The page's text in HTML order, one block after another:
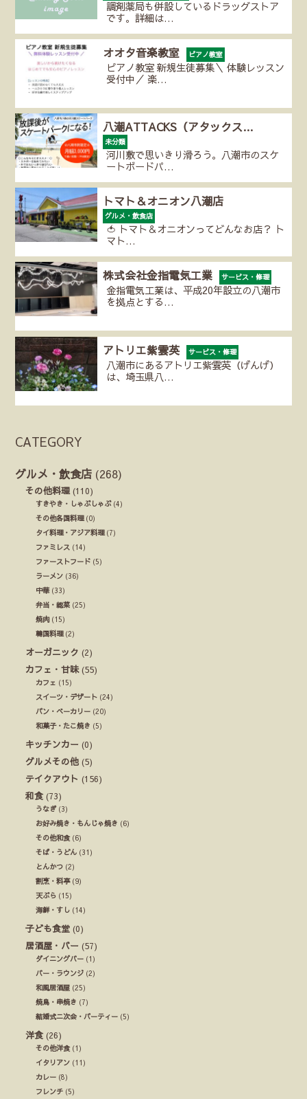
調剤薬局も併設しているドラッグストア
です。詳細は…
オオタ音楽教室 ピアノ教室
ピアノ教室 新規生徒募集＼ 体験レッスン
受付中／ 楽…
八潮ATTACKS（アタックス…
未分類
河川敷で思いきり滑ろう。八潮市のスケ
ートボードパ…
トマト＆オニオン八潮店
グルメ・飲食店
🍅 トマト＆オニオンってどんなお店？ ト
マト…
株式会社金指電気工業 サービス・修理
金指電気工業は、平成20年設立の八潮市
を拠点とする…
アトリエ紫雲英 サービス・修理
八潮市にあるアトリエ紫雲英（げんげ）
は、埼玉県八…
CATEGORY
グルメ・飲食店 (268)
その他料理 (110)
すきやき・しゃぶしゃぶ(4)
その他各国料理(0)
タイ料理・アジア料理(7)
ファミレス (14)
ファーストフード (5)
ラーメン (36)
中華(33)
弁当・総菜 (25)
焼肉 (15)
韓国料理(2)
オーガニック (2)
カフェ・甘味(55)
カフェ (15)
スイーツ・デザート (24)
パン・ベーカリー (20)
和菓子・たこ焼き (5)
キッチンカー (0)
グルメその他 (5)
テイクアウト (156)
和食 (73)
うなぎ(3)
お好み焼き・もんじゃ焼き (6)
その他和食(6)
そば・うどん (31)
とんかつ (2)
割烹・料亭(9)
天ぷら (15)
海鮮・すし (14)
子ども食堂 (0)
居酒屋・バー (57)
ダイニングバー (1)
バー・ラウンジ (2)
和風居酒屋 (25)
焼鳥・串焼き (7)
結婚式ニ次会・パーティー (5)
洋食 (26)
その他洋食(1)
イタリアン (11)
カレー (8)
フレンチ (5)